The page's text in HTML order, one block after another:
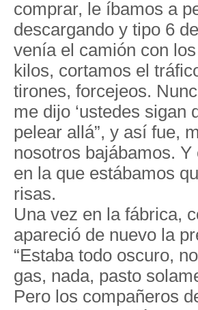
comprar, le íbamos a
descargando y tipo 6
venía el camión con
kilos, cortamos el
tirones, forcejeos.
me dijo ‘ustedes sigan
pelear allá”, y así fue,
nosotros bajábamos.
en la que estábamos
risas.
Una vez en la fábrica,
apareció de nuevo la
“Estaba todo oscuro,
gas, nada, pasto
Pero los compañeros